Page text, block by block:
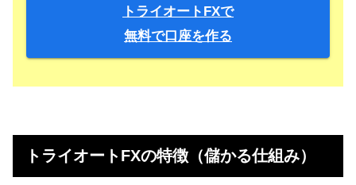
トライオートFXで
無料で口座を作る
トライオートFXの特徴（儲かる仕組み）